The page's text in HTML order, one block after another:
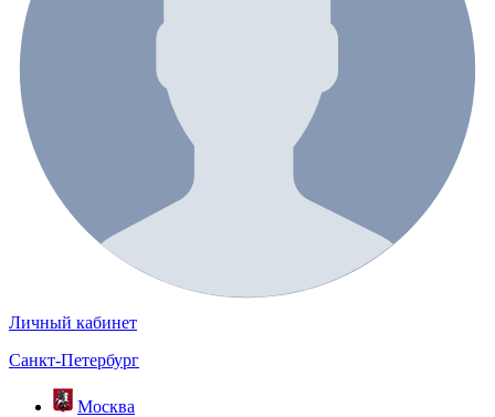
Личный кабинет
Санкт-Петербург
Москва